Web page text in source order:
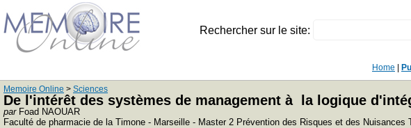
Rechercher sur le site:
Home
Memoire Online > Sciences
De l'intérêt des systèmes de management à la logique
parFoad NAOUAR
Faculté de pharmacie de la Timone - Marseille - Master 2 Prévention des Risques et des